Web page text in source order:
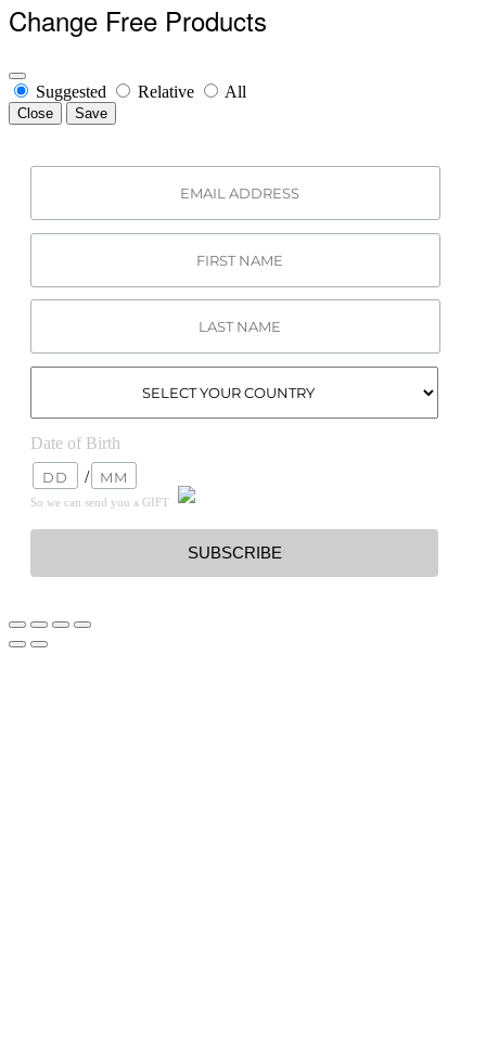
Change Free Products
Suggested Relative All
Close Save
Date of Birth
/
So we can send you a GIFT